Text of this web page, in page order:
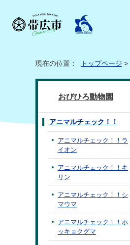
現在の位置： トップページ >
おびひろ動物園
アニマルチェック！！
アニマルチェック！！ラ
イオン
アニマルチェック！！キ
リン
アニマルチェック！！シ
マウマ
アニマルチェック！！ホ
ッキョクグマ